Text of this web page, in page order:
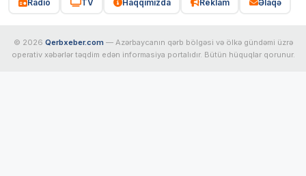
Radio TV Haqqımızda Reklam Əlaqə
© 2026 Qerbxeber.com — Azərbaycanın qərb bölgəsi və ölkə gündəmi üzrə
operativ xəbərlər təqdim edən informasiya portalıdır. Bütün hüquqlar qorunur.